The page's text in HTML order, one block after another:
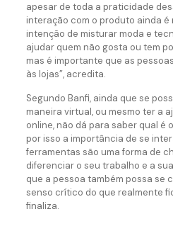
apesar de toda a praticidade
interação com o produto ainda é
intenção de misturar moda e
ajudar quem não gosta ou tem
mas é importante que as
às lojas”, acredita.
Segundo Banfi, ainda que se
maneira virtual, ou mesmo ter a
online, não dá para saber qual é
por isso a importância de se
ferramentas são uma forma de
diferenciar o seu trabalho e a
que a pessoa também possa se
senso crítico do que realmente
finaliza.